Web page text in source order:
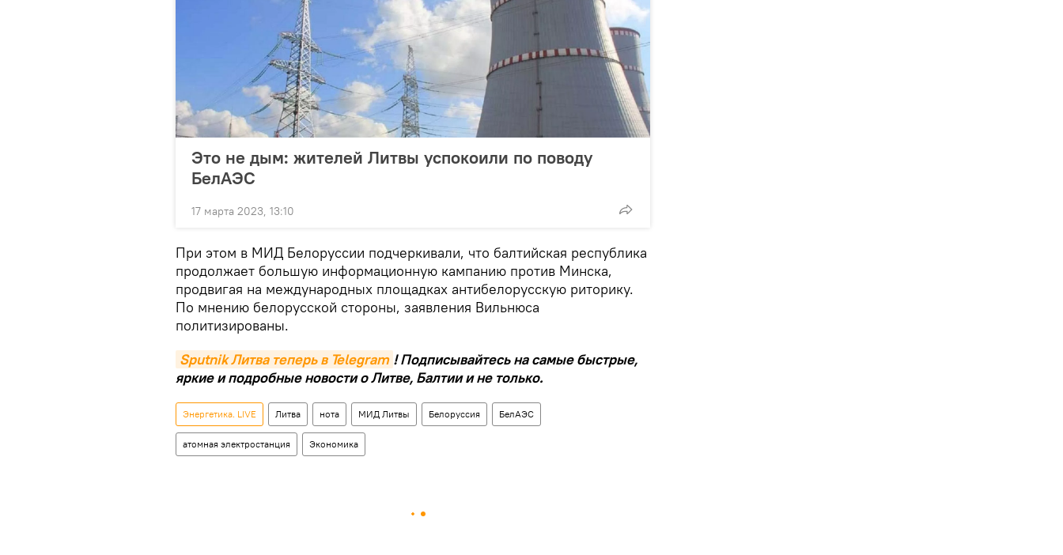
Это не дым: жителей Литвы успокоили по поводу
БелАЭС
17 марта 2023, 13:10
При этом в МИД Белоруссии подчеркивали, что балтийская республика
продолжает большую информационную кампанию против Минска,
продвигая на международных площадках антибелорусскую риторику.
По мнению белорусской стороны, заявления Вильнюса
политизированы.
Sputnik Литва теперь в Telegram ! Подписывайтесь на самые быстрые,
яркие и подробные новости о Литве, Балтии и не только.
Энергетика. LIVE Литва нота МИД Литвы Белоруссия БелАЭС
атомная электростанция Экономика